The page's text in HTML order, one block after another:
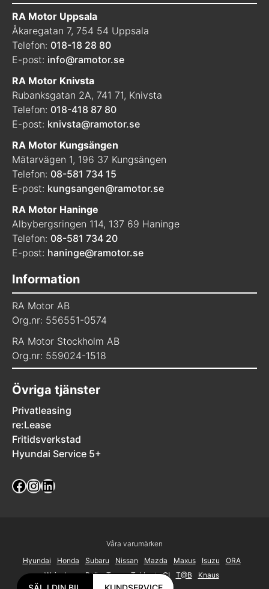
RA Motor Uppsala
Åkaregatan 7, 754 54 Uppsala
Telefon: 018-18 28 80
E-post: info@ramotor.se
RA Motor Knivsta
Rubanksgatan 2A, 741 71, Knivsta
Telefon: 018-418 87 80
E-post: knivsta@ramotor.se
RA Motor Kungsängen
Mätarvägen 1, 196 37 Kungsängen
Telefon: 08-581 734 15
E-post: kungsangen@ramotor.se
RA Motor Haninge
Albybergsringen 114, 137 69 Haninge
Telefon: 08-581 734 20
E-post: haninge@ramotor.se
Information
RA Motor AB
Org.nr: 556551-0574
RA Motor Stockholm AB
Org.nr: 559024-1518
Övriga tjänster
Privatleasing
re:Lease
Fritidsverkstad
Hyundai Service 5+
Facebook
Instagram
LinkedIn
Våra varumärken
Hyundai
Honda Subaru Nissan Mazda Maxus Isuzu
ORA
Weinsberg
Roller Team Tabbert CI T@B
Knaus